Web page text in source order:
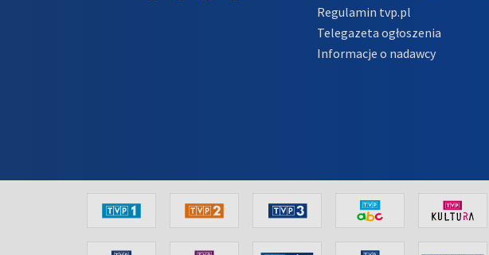
Regulamin tvp.pl
Telegazeta ogłoszenia
Informacje o nadawcy